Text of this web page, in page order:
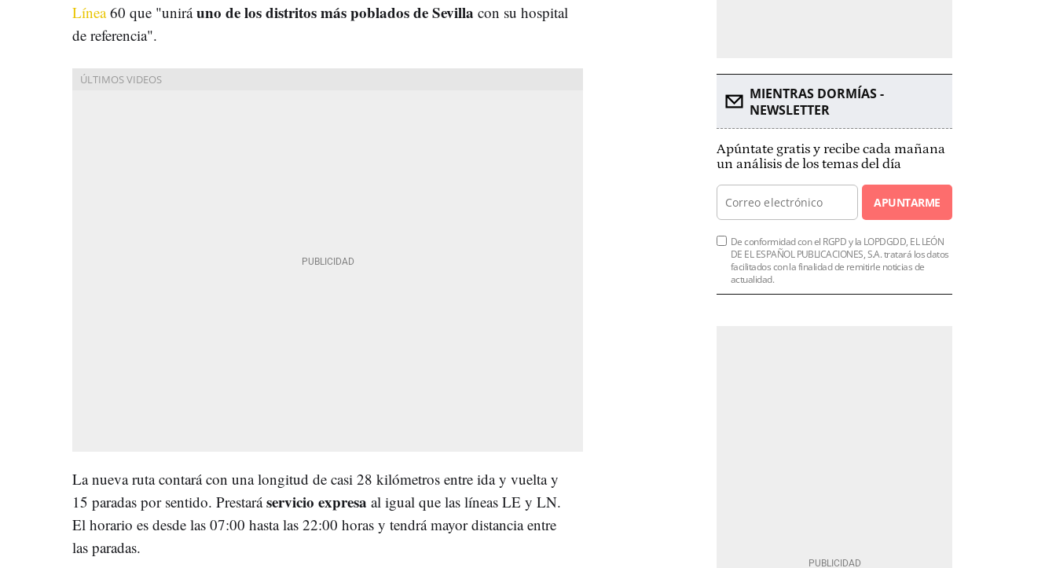
Línea60 que "uniráuno de los distritos más poblados de Sevilla con su hospital
de referencia".
La nueva ruta contará con una longitud de casi 28 kilómetros entre ida y vuelta y
15 paradas por sentido. Prestaráservicio expresa al igual que las líneas LE y LN.
El horario es desde las 07:00 hasta las 22:00 horas y tendrá mayor distancia entre
las paradas.
MIENTRAS DORMÍAS -
NEWSLETTER
Apúntate gratis y recibe cada mañana
un análisis de los temas del día
APUNTARME
De conformidad con el RGPD y la LOPDGDD, EL LEÓN
DE EL ESPAÑOL PUBLICACIONES, S.A. tratará los datos
facilitados con la finalidad de remitirle noticias de
actualidad.